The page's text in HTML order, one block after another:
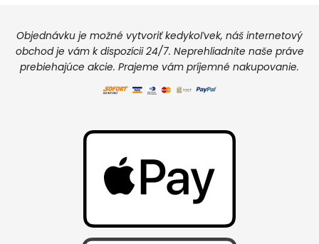
Objednávku je možné vytvoriť kedykoľvek, náš internetový
obchod je vám k dispozícii 24/7. Neprehliadnite naše práve
prebiehajúce akcie. Prajeme vám príjemné nakupovanie.